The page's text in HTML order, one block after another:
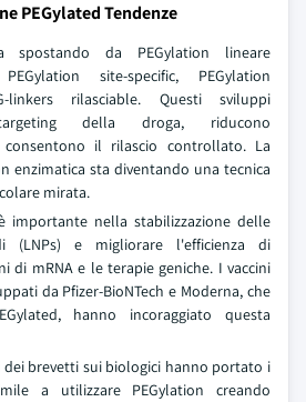
PEGylated Tendenze
da PEGylation lineare
site-specific, PEGylation
linkers rilasciable. Questi sviluppi
della droga, riducono
il rilascio controllato. La
enzimatica sta diventando una tecnica
mirata.
importante nella stabilizzazione delle
(LNPs) e migliorare l'efficienza di
di mRNA e le terapie geniche. I vaccini
da Pfizer-BioNTech e Moderna, che
hanno incoraggiato questa
brevetti sui biologici hanno portato i
a utilizzare PEGylation creando